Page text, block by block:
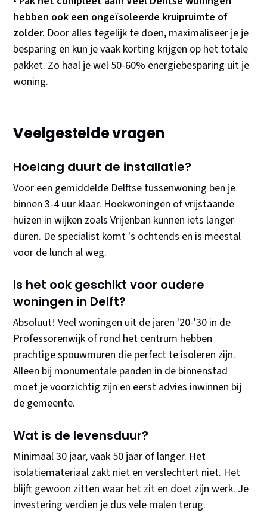
hebben ook een ongeïsoleerde kruipruimte of
zolder. Door alles tegelijk te doen, maximaliseer je je
besparing en kun je vaak korting krijgen op het totale
pakket. Zo haal je wel 50-60% energiebesparing uit je
woning.
Veelgestelde vragen
Hoelang duurt de installatie?
Voor een gemiddelde Delftse tussenwoning ben je
binnen 3-4 uur klaar. Hoekwoningen of vrijstaande
huizen in wijken zoals Vrijenban kunnen iets langer
duren. De specialist komt 's ochtends en is meestal
voor de lunch al weg.
Is het ook geschikt voor oudere
woningen in Delft?
Absoluut! Veel woningen uit de jaren '20-'30 in de
Professorenwijk of rond het centrum hebben
prachtige spouwmuren die perfect te isoleren zijn.
Alleen bij monumentale panden in de binnenstad
moet je voorzichtig zijn en eerst advies inwinnen bij
de gemeente.
Wat is de levensduur?
Minimaal 30 jaar, vaak 50 jaar of langer. Het
isolatiemateriaal zakt niet en verslechtert niet. Het
blijft gewoon zitten waar het zit en doet zijn werk. Je
investering verdien je dus vele malen terug.